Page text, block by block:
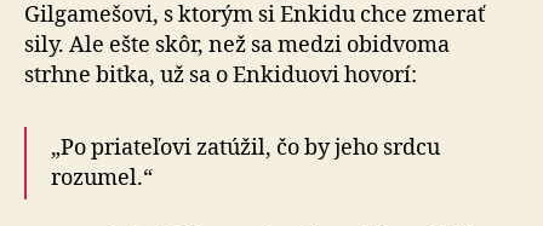
Gilgamešovi, s ktorým si Enkidu chce zmerať
sily. Ale ešte skôr, než sa medzi obidvoma
strhne bitka, už sa o Enkiduovi hovorí:
„Po priateľovi zatúžil, čo by jeho srdcu
rozumel.“